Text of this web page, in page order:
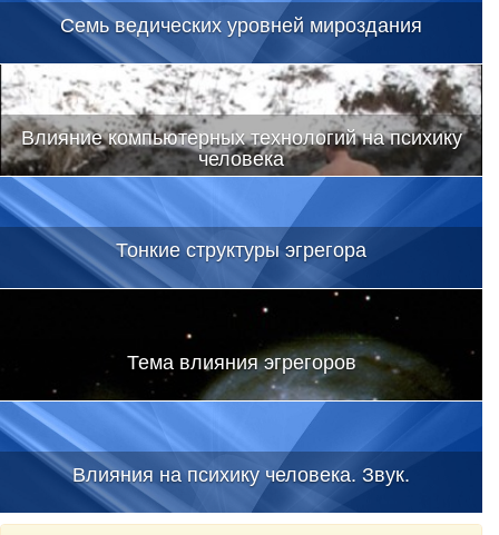
Семь ведических уровней мироздания
Влияние компьютерных технологий на психику
человека
Тонкие структуры эгрегора
Тема влияния эгрегоров
Влияния на психику человека. Звук.